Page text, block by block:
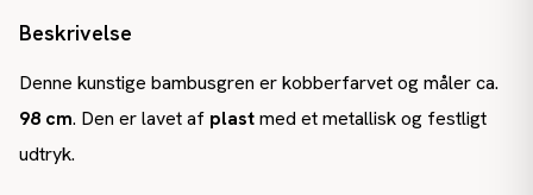
Beskrivelse
Denne kunstige bambusgren er kobberfarvet og måler ca.
98 cm. Den er lavet af plastmed et metallisk og festligt
udtryk.